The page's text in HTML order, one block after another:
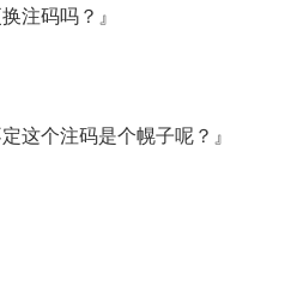
注码吗？』
个注码是个幌子呢？』